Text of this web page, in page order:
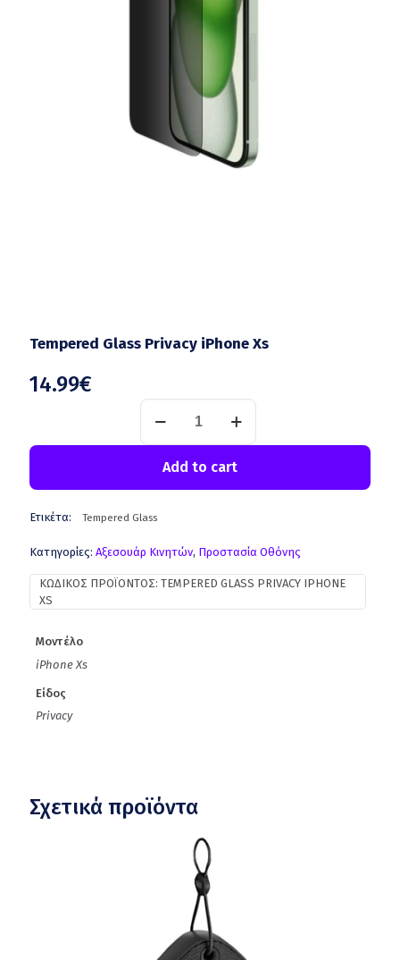
Tempered Glass Privacy iPhone Xs
14.99€
Add to cart
Ετικέτα: Tempered Glass
Κατηγορίες: Aξεσουάρ Κινητών, Προστασία Οθόνης
ΚΩΔΙΚΌΣ ΠΡΟΪΌΝΤΟΣ: TEMPERED GLASS PRIVACY IPHONE
XS
Μοντέλο
iPhone Xs
Είδος
Privacy
Σχετικά προϊόντα